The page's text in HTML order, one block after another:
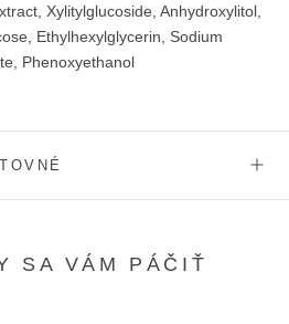
Xylitylglucoside, Anhydroxylitol,
Ethylhexylglycerin, Sodium
Phenoxyethanol
SA VÁM PÁČIŤ